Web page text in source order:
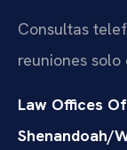
Consultas
reuniones
Law Offices
Shenandoah/